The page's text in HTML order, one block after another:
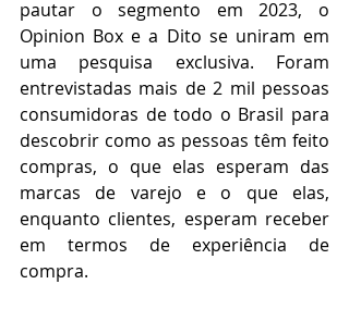
pautar o segmento em 2023, o
Opinion Box e a Dito se uniram em
uma pesquisa exclusiva. Foram
entrevistadas mais de 2 mil pessoas
consumidoras de todo o Brasil para
descobrir como as pessoas têm feito
compras, o que elas esperam das
marcas de varejo e o que elas,
enquanto clientes, esperam receber
em termos de experiência de
compra.